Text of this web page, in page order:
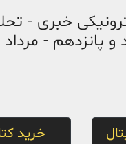
خبری -
- مرداد 1404)
خرید